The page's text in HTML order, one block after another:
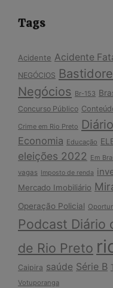
Tags
Acidente Acidente
NEGÓCIOS
Negócios Br-153
Concurso Público
Crime em Rio Preto
Economia Educação
eleições 2022 Em
vagas
Imposto de renda
Mercado Imobiliário
Operação Policial
Podcast Diário
de Rio Preto
Caipira saúde Série B
Votuporanga